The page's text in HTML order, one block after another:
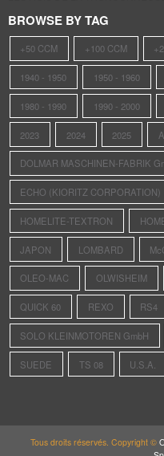
BROWSE BY TAG
+50 CCM +100 CCM
1940 - 1950 1950 - 1960
1980 - 1990 1990 - 2000
2023 2024 2025
DOLMAR MASCHINEN-FABRIK
ECHO (KIORITZ CORPORATION)
HOMELITE-TEXTRON
JAPON LOMBARD
OLEO-MAC OLWISHEIM
QUICK 60 REXO RS4
SOLO KLEINMOTOREN GmbH
SUEDE TS 08 U.S.A.
Tous droits réservés. Copyright ©